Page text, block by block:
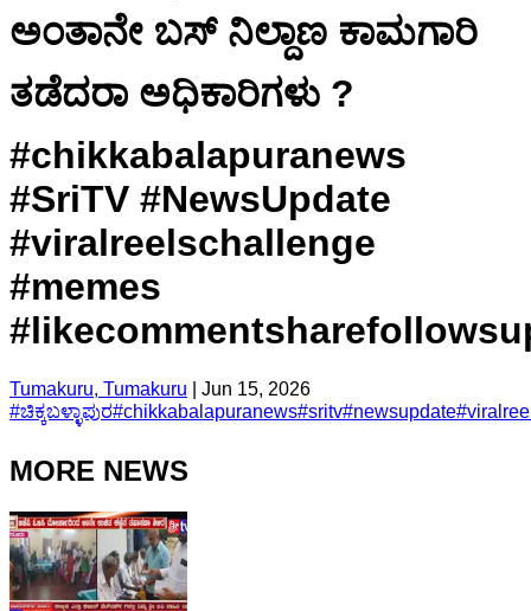
ಅಂತಾನೇ ಬಸ್ ನಿಲ್ದಾಣ ಕಾಮಗಾರಿ
ತಡೆದರಾ ಅಧಿಕಾರಿಗಳು ?
#chikkabalapuranews
#SriTV #NewsUpdate
#viralreelschallenge
#memes
Tumakuru, Tumakuru
Jun 15, 2026
#ಚಿಕ್ಕಬಳ್ಳಾಪುರ#chikkabalapuranews#sritv#newsupdate#
MORE NEWS